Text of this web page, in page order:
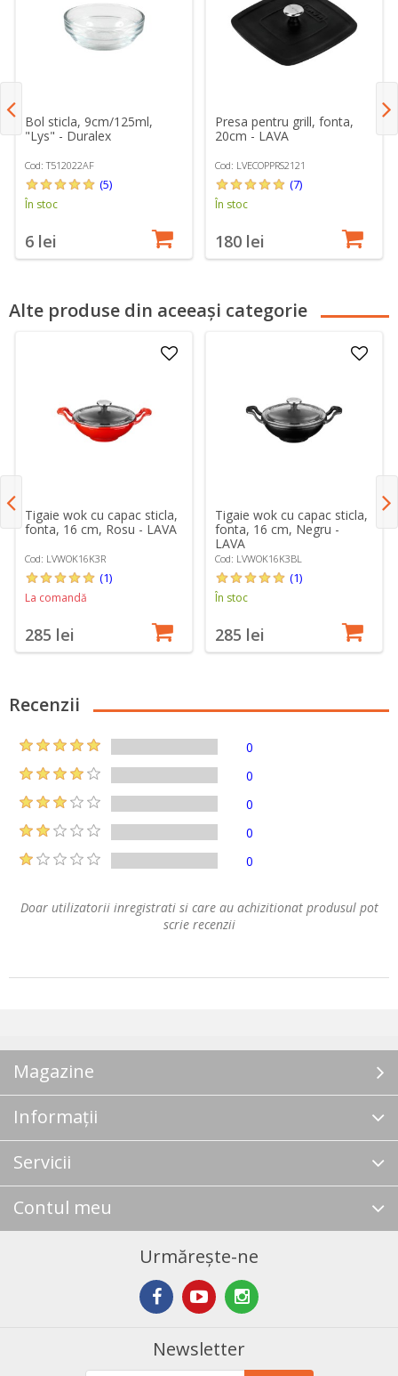
Bol sticla, 9cm/125ml,
"Lys" - Duralex
Cod: T512022AF
(5)
În stoc
6 lei
Presa pentru grill, fonta,
20cm - LAVA
Cod: LVECOPPRS2121
(7)
În stoc
180 lei
Alte produse din aceeași categorie
Tigaie wok cu capac sticla,
fonta, 16 cm, Rosu - LAVA
Cod: LVWOK16K3R
(1)
La comandă
285 lei
Tigaie wok cu capac sticla,
fonta, 16 cm, Negru -
LAVA
Cod: LVWOK16K3BL
(1)
În stoc
285 lei
Recenzii
0
0
0
0
0
Doar utilizatorii inregistrati si care au achizitionat produsul pot
scrie recenzii
Magazine
Informații
Servicii
Contul meu
Urmărește-ne
Newsletter